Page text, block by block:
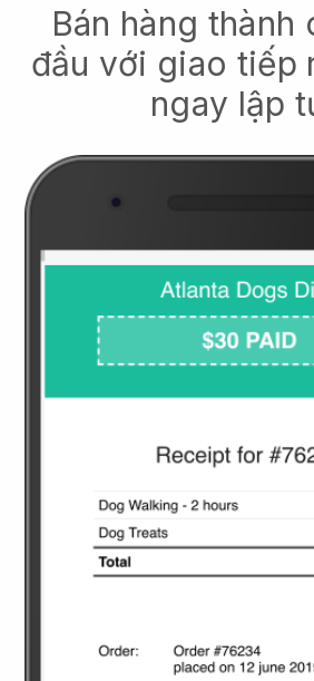
Bán hàng thành
đầu với giao tiếp
ngay lập